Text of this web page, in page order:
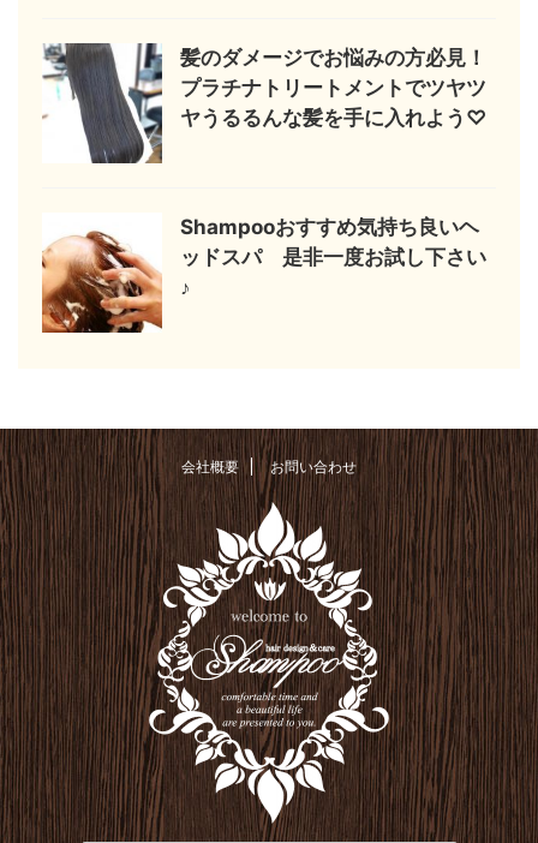
髪のダメージでお悩みの方必見！
プラチナトリートメントでツヤツ
ヤうるるんな髪を手に入れよう♡
Shampooおすすめ気持ち良いヘ
ッドスパ 是非一度お試し下さい
♪
会社概要 お問い合わせ